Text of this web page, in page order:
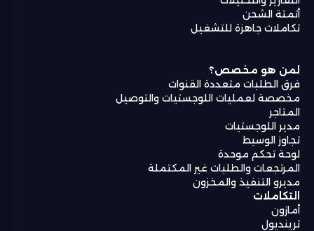
أتمتة الشحن
تكاملات جاهزة للتشغيل
لمن هو مخصص؟
فرق الطلبات متعددة القنوات
مخصصة لعمليات اللوجستيات والتوصيل
المتاجر
مدير اللوجستيات
تجاوز الوسيط
لوحة تحكم موحدة
المرتجعات والطلبات غير المكتملة
مديرو التنفيذ والمخزون
التكاملات
أمازون
ترينديول